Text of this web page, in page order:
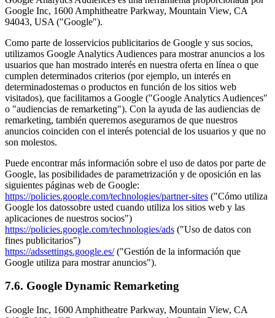
Google Inc, 1600 Amphitheatre Parkway, Mountain View, CA
94043, USA ("Google").
Como parte de losservicios publicitarios de Google y sus socios,
utilizamos Google Analytics Audiences para mostrar anuncios a los
usuarios que han mostrado interés en nuestra oferta en línea o que
cumplen determinados criterios (por ejemplo, un interés en
determinadostemas o productos en función de los sitios web
visitados), que facilitamos a Google ("Google Analytics Audiences"
o "audiencias de remarketing"). Con la ayuda de las audiencias de
remarketing, también queremos asegurarnos de que nuestros
anuncios coinciden con el interés potencial de los usuarios y que no
son molestos.
Puede encontrar más información sobre el uso de datos por parte de
Google, las posibilidades de parametrización y de oposición en las
siguientes páginas web de Google:
https://policies.google.com/technologies/partner-sites ("Cómo utiliza
Google los datossobre usted cuando utiliza los sitios web y las
aplicaciones de nuestros socios")
https://policies.google.com/technologies/ads ("Uso de datos con
fines publicitarios")
https://adssettings.google.es/("Gestión de la información que
Google utiliza para mostrar anuncios").
7.6. Google Dynamic Remarketing
Google Inc, 1600 Amphitheatre Parkway, Mountain View, CA